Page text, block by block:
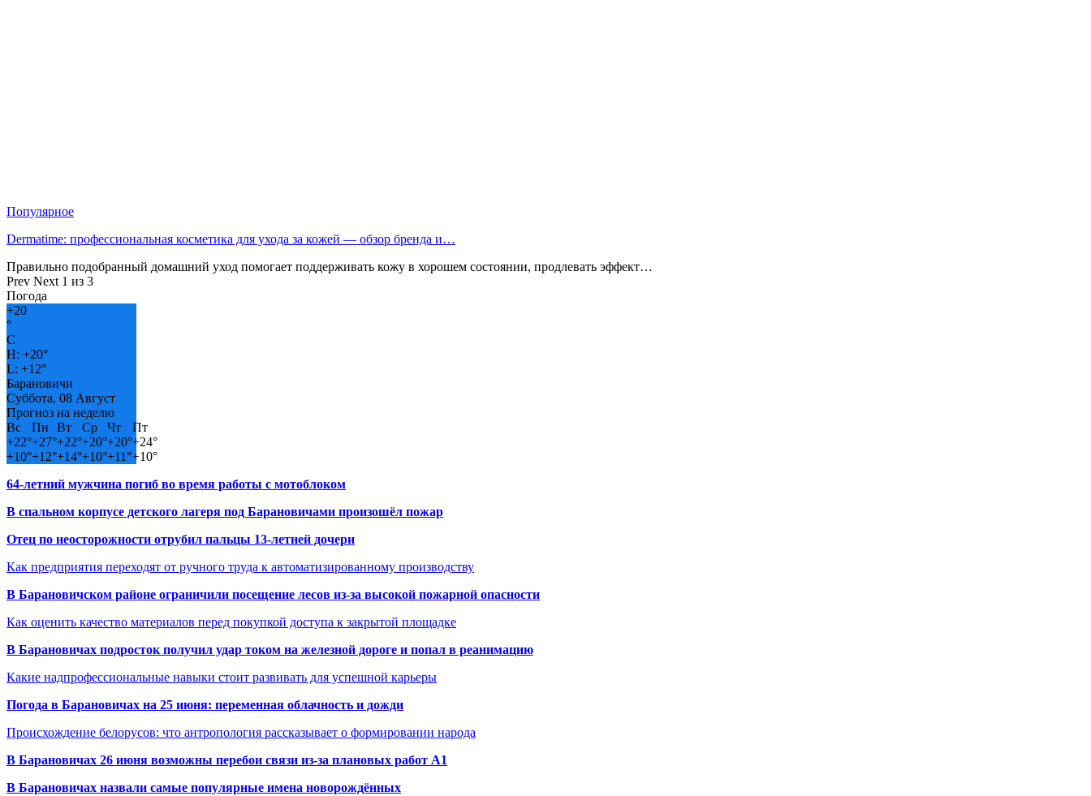
Популярное
Dermatime: профессиональная косметика для ухода за кожей — обзор бренда и…
Правильно подобранный домашний уход помогает поддерживать кожу в хорошем состоянии, продлевать эффект…
Prev Next 1 из 3
Погода
+20
°
C
H: +20°
L: +12°
Барановичи
Суббота, 08 Август
Прогноз на неделю
Вс
Пн Вт Ср Чт
Пт
+22°+27°+22°+20°+20°+24°
+10°+12°+14°+10°+11°+10°
64-летний мужчина погиб во время работы с мотоблоком
В спальном корпусе детского лагеря под Барановичами произошёл пожар
Отец по неосторожности отрубил пальцы 13-летней дочери
Как предприятия переходят от ручного труда к автоматизированному производству
В Барановичском районе ограничили посещение лесов из-за высокой пожарной опасности
Как оценить качество материалов перед покупкой доступа к закрытой площадке
В Барановичах подросток получил удар током на железной дороге и попал в реанимацию
Какие надпрофессиональные навыки стоит развивать для успешной карьеры
Погода в Барановичах на 25 июня: переменная облачность и дожди
Происхождение белорусов: что антропология рассказывает о формировании народа
В Барановичах 26 июня возможны перебои связи из-за плановых работ A1
В Барановичах назвали самые популярные имена новорождённых